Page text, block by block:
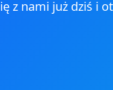
z nami już dziś i